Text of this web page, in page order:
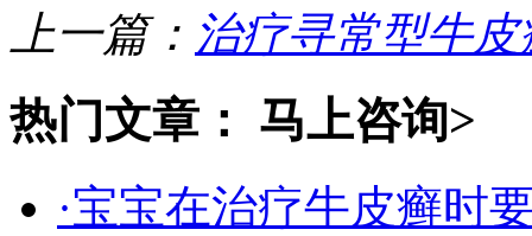
上一篇： 治疗寻常型牛
热门文章： 马上咨询>
·宝宝在治疗牛皮癣时